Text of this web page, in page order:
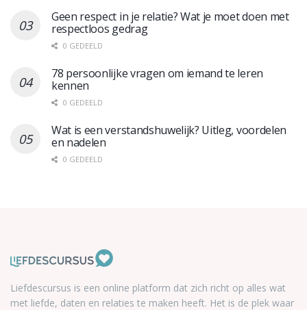
Geen respect in je relatie? Wat je moet doen met
respectloos gedrag
0 GEDEELD
78 persoonlijke vragen om iemand te leren
kennen
0 GEDEELD
Wat is een verstandshuwelijk? Uitleg, voordelen
en nadelen
0 GEDEELD
Liefdescursus is een online platform dat zich richt op alles wat
met liefde, daten en relaties te maken heeft. Het is de plek waar